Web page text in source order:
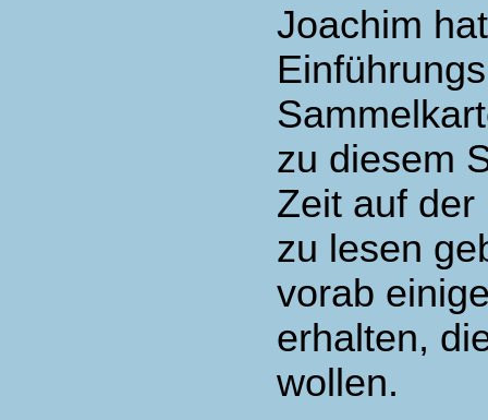
Joachim
zu diesem
Zeit auf der
zu lesen
vorab
erhalten,
wollen.